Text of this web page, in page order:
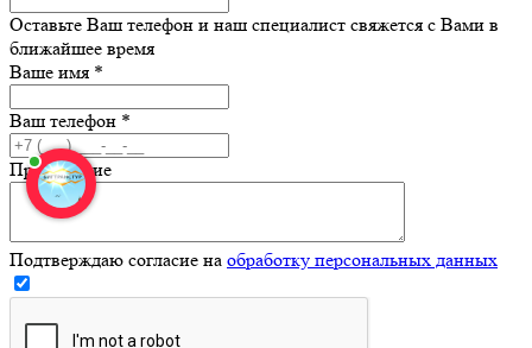
Оставьте Ваш телефон и наш специалист свяжется с Вами в
ближайшее время
Ваше имя *
Ваш телефон *
Примечание
Подтверждаю согласие на обработку персональных данных